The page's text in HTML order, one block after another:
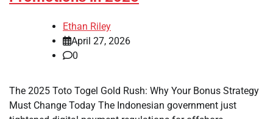
Ethan Riley
April 27, 2026
0
The 2025 Toto Togel Gold Rush: Why Your Bonus Strategy
Must Change Today The Indonesian government just